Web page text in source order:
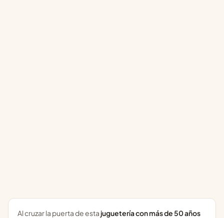
Al cruzar la puerta de esta juguetería con más de 50 años